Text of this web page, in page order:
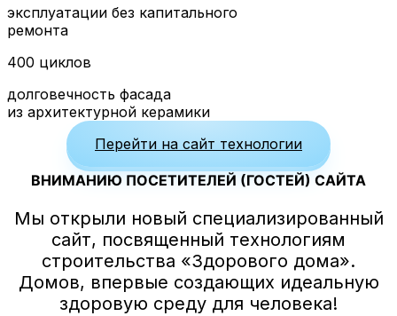
эксплуатации без капитального
ремонта
400 циклов
долговечность фасада
из архитектурной керамики
Перейти на сайт технологии
ВНИМАНИЮ ПОСЕТИТЕЛЕЙ (ГОСТЕЙ) САЙТА
Мы открыли новый специализированный
сайт, посвященный технологиям
строительства «Здорового дома».
Домов, впервые создающих идеальную
здоровую среду для человека!